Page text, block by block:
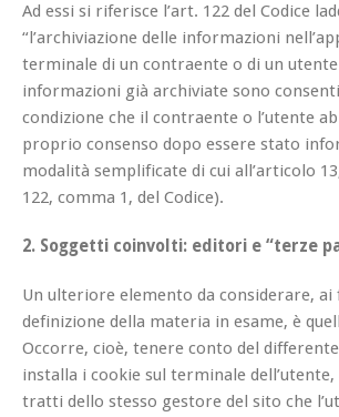
Ad essi si riferisce l’art. 122 del Codice
“l’archiviazione delle informazioni
terminale di un contraente o di un utente
informazioni già archiviate sono
condizione che il contraente o l’utente
proprio consenso dopo essere stato
modalità semplificate di cui all’articolo
122, comma 1, del Codice).
2. Soggetti coinvolti: editori e “terze
Un ulteriore elemento da considerare,
definizione della materia in esame, è
Occorre, cioè, tenere conto del
installa i cookie sul terminale dell’utente,
tratti dello stesso gestore del sito che